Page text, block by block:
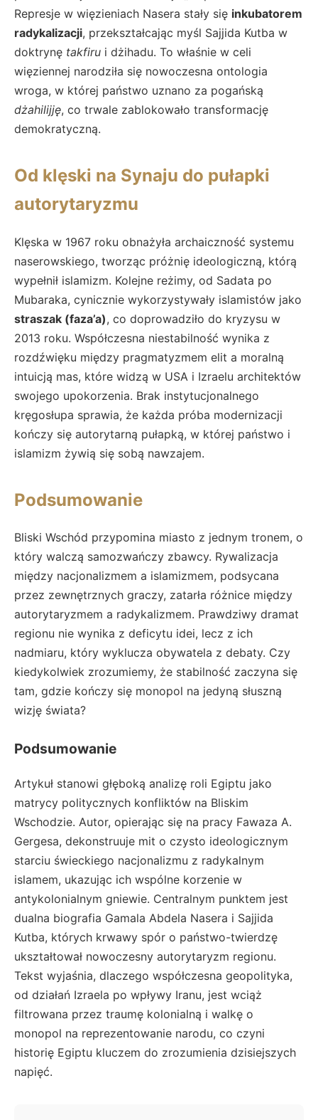
Represje w więzieniach Nasera stały się inkubatorem
radykalizacji, przekształcając myśl Sajjida Kutba w
doktrynę takfiru i dżihadu. To właśnie w celi
więziennej narodziła się nowoczesna ontologia
wroga, w której państwo uznano za pogańską
dżahilijję, co trwale zablokowało transformację
demokratyczną.
Od klęski na Synaju do pułapki
autorytaryzmu
Klęska w 1967 roku obnażyła archaiczność systemu
naserowskiego, tworząc próżnię ideologiczną, którą
wypełnił islamizm. Kolejne reżimy, od Sadata po
Mubaraka, cynicznie wykorzystywały islamistów jako
straszak (faza’a), co doprowadziło do kryzysu w
2013 roku. Współczesna niestabilność wynika z
rozdźwięku między pragmatyzmem elit a moralną
intuicją mas, które widzą w USA i Izraelu architektów
swojego upokorzenia. Brak instytucjonalnego
kręgosłupa sprawia, że każda próba modernizacji
kończy się autorytarną pułapką, w której państwo i
islamizm żywią się sobą nawzajem.
Podsumowanie
Bliski Wschód przypomina miasto z jednym tronem, o
który walczą samozwańczy zbawcy. Rywalizacja
między nacjonalizmem a islamizmem, podsycana
przez zewnętrznych graczy, zatarła różnice między
autorytaryzmem a radykalizmem. Prawdziwy dramat
regionu nie wynika z deficytu idei, lecz z ich
nadmiaru, który wyklucza obywatela z debaty. Czy
kiedykolwiek zrozumiemy, że stabilność zaczyna się
tam, gdzie kończy się monopol na jedyną słuszną
wizję świata?
Podsumowanie
Artykuł stanowi głęboką analizę roli Egiptu jako
matrycy politycznych konfliktów na Bliskim
Wschodzie. Autor, opierając się na pracy Fawaza A.
Gergesa, dekonstruuje mit o czysto ideologicznym
starciu świeckiego nacjonalizmu z radykalnym
islamem, ukazując ich wspólne korzenie w
antykolonialnym gniewie. Centralnym punktem jest
dualna biografia Gamala Abdela Nasera i Sajjida
Kutba, których krwawy spór o państwo-twierdzę
ukształtował nowoczesny autorytaryzm regionu.
Tekst wyjaśnia, dlaczego współczesna geopolityka,
od działań Izraela po wpływy Iranu, jest wciąż
filtrowana przez traumę kolonialną i walkę o
monopol na reprezentowanie narodu, co czyni
historię Egiptu kluczem do zrozumienia dzisiejszych
napięć.